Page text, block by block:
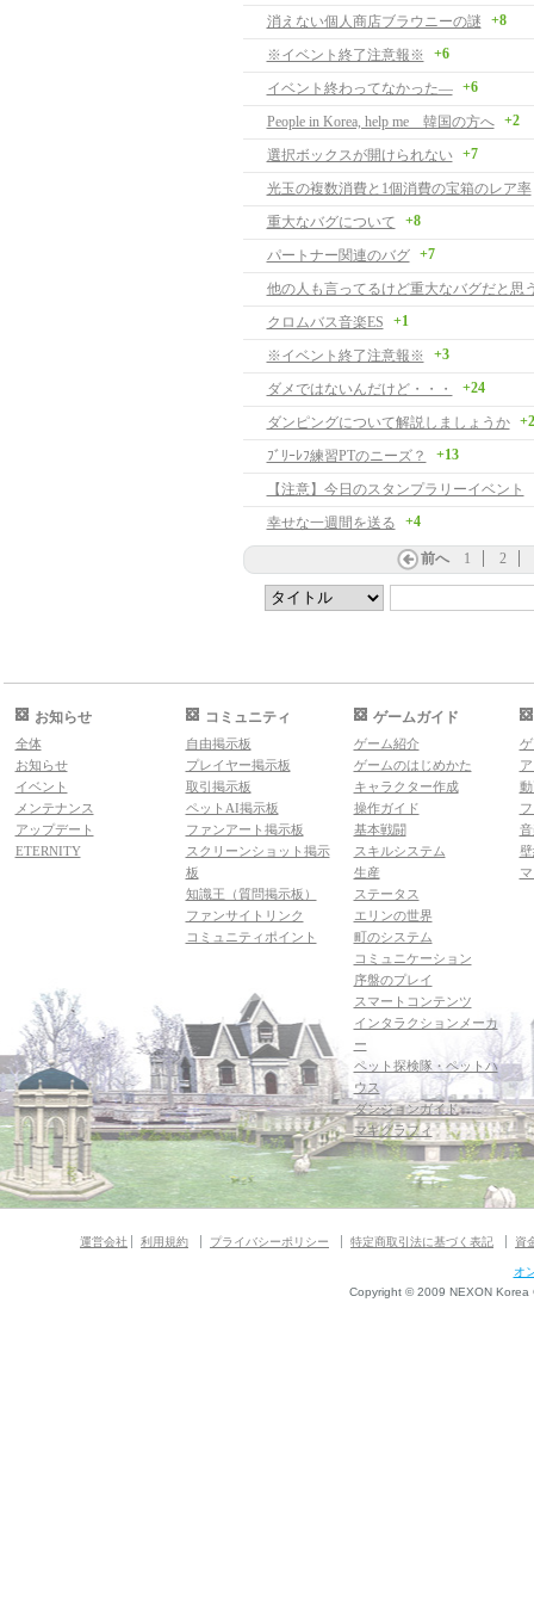
消えない個人商店ブラウニーの謎 +8
※イベント終了注意報※ +6
イベント終わってなかった― +6
People in Korea, help me 韓国の方へ +2
選択ボックスが開けられない +7
光玉の複数消費と1個消費の宝箱のレア率
重大なバグについて
+8
パートナー関連のバグ +7
他の人も言ってるけど重大なバグだと思
クロムバス音楽ES
+1
※イベント終了注意報※ +3
ダメではないんだけど・・・ +24
ダンピングについて解説しましょうか
ﾌﾞﾘｰﾚﾌ練習PTのニーズ？ +13
【注意】今日のスタンプラリーイベント
幸せな一週間を送る +4
前へ 1 2
お知らせ
全体
お知らせ
イベント
メンテナンス
アップデート
ETERNITY
コミュニティ
自由掲示板
プレイヤー掲示板
取引掲示板
ペットAI掲示板
ファンアート掲示板
スクリーンショット掲示
板
知識王（質問掲示板）
ファンサイトリンク
コミュニティポイント
ゲームガイド
ゲーム紹介
ゲームのはじめかた
キャラクター作成
操作ガイド
基本戦闘
スキルシステム
生産
ステータス
エリンの世界
町のシステム
コミュニケーション
序盤のプレイ
スマートコンテンツ
インタラクションメーカ
ー
ペット探検隊・ペットハ
ウス
ダンジョンガイド
マギグラフィ
運営会社 利用規約 プライバシーポリシー 特定商取引法に基づく表記 資
オ
Copyright © 2009 NEXON Korea